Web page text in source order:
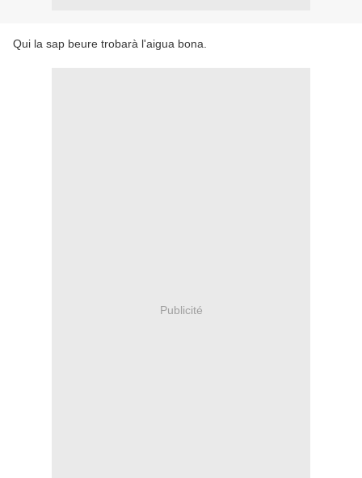
Qui la sap beure trobarà l'aigua bona.
Publicité